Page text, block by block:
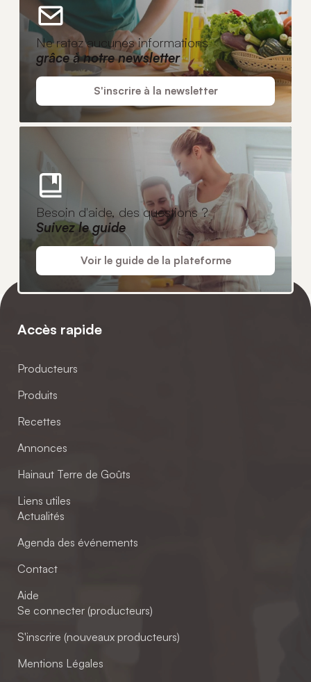
Ne ratez aucunes informations
grâce à notre newsletter
S'inscrire à la newsletter
Besoin d'aide, des questions ?
Suivez le guide
Voir le guide de la plateforme
Accès rapide
Producteurs
Produits
Recettes
Annonces
Hainaut Terre de Goûts
Liens utiles
Actualités
Agenda des événements
Contact
Aide
Se connecter (producteurs)
S'inscrire (nouveaux producteurs)
Mentions Légales